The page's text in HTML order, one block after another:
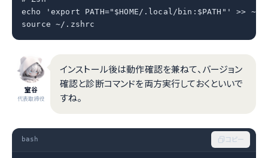
echo 'export PATH="$HOME/.local/bin:$PATH"' >> ~/
source ~/.zshrc
室谷
代表取締役
インストール後は動作確認を兼ねて、バージョン
確認と診断コマンドを両方実行しておくといいで
すね。
bash コピー